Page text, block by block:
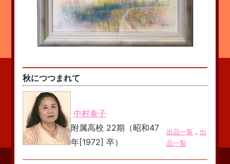
秋につつまれて
中村泰子
附属高校 22期（昭和47
年[1972] 卒）
出品一覧 ， 出
品一覧